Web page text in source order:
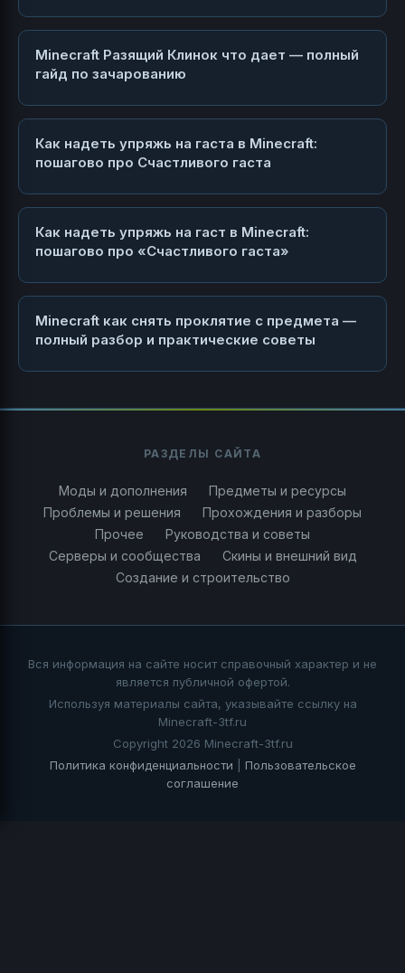
Minecraft Разящий Клинок что дает — полный
гайд по зачарованию
Как надеть упряжь на гаста в Minecraft:
пошагово про Счастливого гаста
Как надеть упряжь на гаст в Minecraft:
пошагово про «Счастливого гаста»
Minecraft как снять проклятие с предмета —
полный разбор и практические советы
РАЗДЕЛЫ САЙТА
Моды и дополнения
Предметы и ресурсы
Проблемы и решения
Прохождения и разборы
Прочее
Руководства и советы
Серверы и сообщества
Скины и внешний вид
Создание и строительство
Вся информация на сайте носит справочный характер и не
является публичной офертой.
Используя материалы сайта, указывайте ссылку на
Minecraft-3tf.ru
Copyright 2026 Minecraft-3tf.ru
Политика конфиденциальности
Пользовательское
соглашение